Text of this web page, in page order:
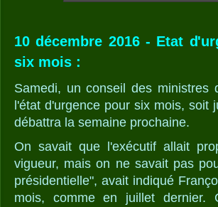
10 décembre 2016 - Etat
six mois :
Samedi, un conseil des
l'état d'urgence pour six mois,
débattra la semaine prochaine.
On savait que l'exécutif allait
vigueur, mais on ne savait pas
présidentielle", avait indiqué
mois, comme en juillet